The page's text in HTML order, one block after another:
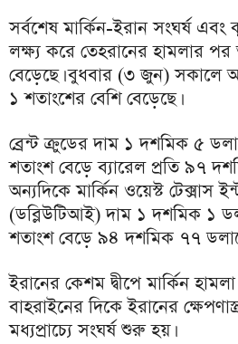
সর্বশেষ মার্কিন-ইরান সংঘর্ষ
লক্ষ্য করে তেহরানের হামলার
বেড়েছে। বুধবার (৩ জুন) সকালে
১ শতাংশের বেশি বেড়েছে।
ব্রেন্ট ক্রুডের দাম ১ দশমিক ৫
শতাংশ বেড়ে ব্যারেল প্রতি ৯৭
অন্যদিকে মার্কিন ওয়েস্ট টেক্সাস
(ডব্লিউটিআই) দাম ১ দশমিক ১
শতাংশ বেড়ে ৯৪ দশমিক ৭৭
ইরানের কেশম দ্বীপে মার্কিন
বাহরাইনের দিকে ইরানের
মধ্যপ্রাচ্যে সংঘর্ষ শুরু হয়।